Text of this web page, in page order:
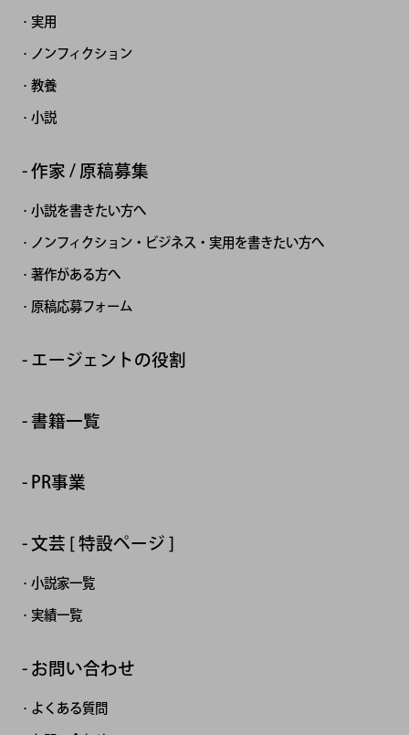
実用
ノンフィクション
教養
小説
作家 / 原稿募集
小説を書きたい方へ
ノンフィクション・ビジネス・実用を書きたい方へ
著作がある方へ
原稿応募フォーム
エージェントの役割
書籍一覧
PR事業
文芸 [ 特設ページ ]
小説家一覧
実績一覧
お問い合わせ
よくある質問